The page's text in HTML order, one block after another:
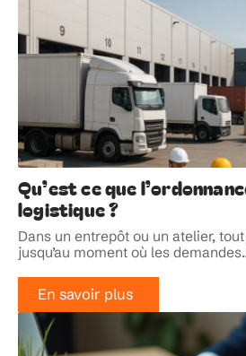
Qu’est ce que
logistique ?
Dans un entrepôt ou un atelier,
jusqu’au moment où les demandes
En savoir plus